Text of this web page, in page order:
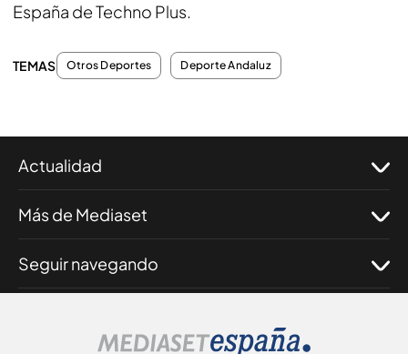
España de Techno Plus.
TEMAS Otros Deportes Deporte Andaluz
Actualidad
Más de Mediaset
Seguir navegando